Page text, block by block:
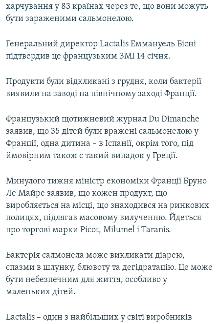
харчування у 83 країнах через те, що вони можуть
бути зараженими сальмонелою.
Генеральний директор Lactalis Еммануель Бісні
підтвердив це французьким ЗМІ 14 січня.
Продукти були відкликані з грудня, коли бактерії
виявили на заводі на північному заході Франції.
Французький щотижневий журнал Du Dimanche
заявив, що 35 дітей були вражені сальмонелою у
Франції, одна дитина – в Іспанії, окрім того, під
ймовірним також є такий випадок у Греції.
Минулого тижня міністр економіки Франції Бруно
Ле Майре заявив, що кожен продукт, що
виробляється на місці, що знаходився на ринкових
полицях, підлягав масовому вилученню. Йдеться
про торгові марки Picot, Milumel і Taranis.
Бактерія салмонела може викликати діарею,
спазми в шлунку, блювоту та дегідратацію. Це може
бути небезпечним для життя, особливо у
маленьких дітей.
Lactalis – один з найбільших у світі виробників